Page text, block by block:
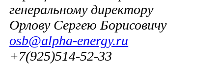
генеральному директору
Орлову Сергею Борисовичу
osb@alpha-energy.ru
+7(925)514-52-33